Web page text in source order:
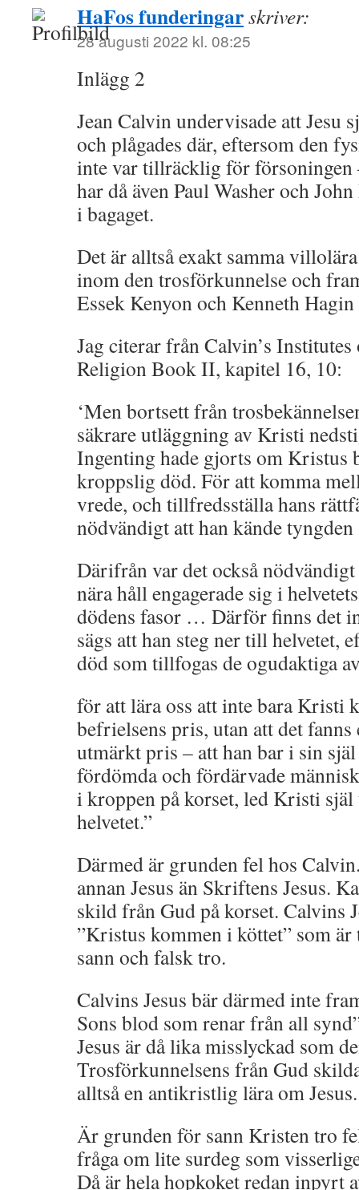
HaFos funderingarskriver:
28 augusti 2022 kl. 08:25
Inlägg 2
Jean Calvin undervisade att Jesu
och plågades där, eftersom den
inte var tillräcklig för försoningen
har då även Paul Washer och
i bagaget.
Det är alltså exakt samma
inom den trosförkunnelse och
Essek Kenyon och Kenneth
Jag citerar från Calvin’s
Religion Book II, kapitel 16, 10:
‘Men bortsett från
säkrare utläggning av Kristi
Ingenting hade gjorts om Kristus
kroppslig död. För att komma
vrede, och tillfredsställa hans
nödvändigt att han kände
Därifrån var det också nödvändigt
nära håll engagerade sig i
dödens fasor … Därför finns det
sägs att han steg ner till helvetet,
död som tillfogas de ogudaktiga
för att lära oss att inte bara Kristi
befrielsens pris, utan att det
utmärkt pris – att han bar i sin
fördömda och fördärvade
i kroppen på korset, led Kristi
helvetet.”
Därmed är grunden fel hos
annan Jesus än Skriftens Jesus.
skild från Gud på korset. Calvins
”Kristus kommen i köttet” som
sann och falsk tro.
Calvins Jesus bär därmed inte
Sons blod som renar från all
Jesus är då lika misslyckad som
Trosförkunnelsens från Gud
alltså en antikristlig lära om Jesus.
Är grunden för sann Kristen tro
fråga om lite surdeg som
Då är hela hopkoket redan inpyrt